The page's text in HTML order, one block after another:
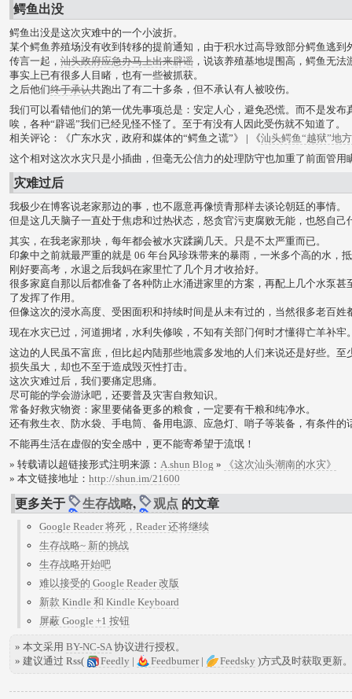
鳄鱼出没
鳄鱼出没是这次灾难中的一个小波折。
某个鳄鱼养殖场没有收到转移的提前通知，由于积水过高导致部分鳄鱼逃到
传言一起， 汕头政府应急办马上出来辟谣 ，说该养殖基地堤围高，鳄鱼无法
事实上已有很多人目睹，也有一些被抓获。
之后他们终于承认共跑出了有二十多条，但不承认有人被咬伤。
我们可以看错他们的第一优先事项总是：安定人心，避免恐慌。而不是发布
唉，各种“辟谣”我们已经见怪不怪了。至于有没有人因此受伤就不知道了。
相关评论：《广东水灾，政府和媒体的“鳄鱼之谎”》 | 《汕头鳄鱼“越狱”地
这个相对这次水灾只是小插曲，但毫无公信力的处理防守也加重了前面管用
灾难过后
我极少在博客说老家那边的事，也不愿意再像愤青那样去谈论朝廷的事情。
但是这几天脑子一直处于焦虑和过热状态，怒贪官污吏腐败无能，也怒自己
其实，在我老家那块，每年都会被水灾蹂躏几天。只是不太严重而已。
印象中之前就最严重的就是 06 年台风珍珠带来的暴雨，一米多个高的水，
刚好要高考，水退之后我妈在家里忙了几个月才收拾好。
很多家庭自那以后都准备了各种防止水涌进家里的方案，再配上几个水泵甚
了发挥了作用。
但像这次的浸水高度、受困面积和持续时间是从未有过的，当然很多老百姓
现在水灾已过，河道拥堵，水利失修唉，不知有关部门何时才懂得亡羊补牢
这边的人民虽不富庶，但比起内陆那些地震多发地的人们来说还是好些。至
损失虽大，却也不至于造成毁灭性打击。
这次灾难过后，我们要痛定思痛。
尽可能的学会游泳吧，还要普及灾害自救知识。
常备好救灾物资：家里要储备更多的粮食，一定要有干粮和纯净水。
还有救生衣、防水袋、手电筒、备用电源、应急灯、哨子等装备，有条件的
不能再生活在虚假的安全感中，更不能寄希望于流氓！
» 转载请以超链接形式注明来源： A.shun Blog »
《这次汕头潮南的水灾》
» 本文链接地址： http://shun.im/21600
更多关于 生存战略, 观点 的文章
Google Reader 将死，Reader 还将继续
生存战略~ 新的挑战
生存战略开始吧
难以接受的 Google Reader 改版
新款 Kindle 和 Kindle Keyboard
屏蔽 Google +1 按钮
» 本文采用 BY-NC-SA协议进行授权。
» 建议通过 Rss(
Feedly | Feedburner| Feedsky )方式及时获取更新。